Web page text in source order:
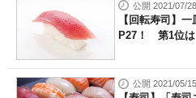
公開 2021/07/28
【回転寿司】
P27！ 第1位は
公開 2021/05/15